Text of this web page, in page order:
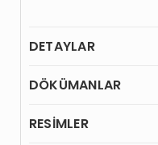
DETAYLAR
DÖKÜMANLAR
RESİMLER